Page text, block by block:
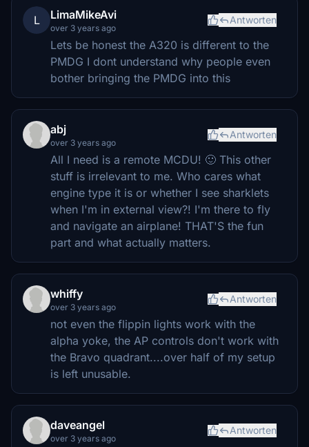
L LimaMikeAvi
over 3 years ago
Antworten
Lets be honest the A320 is different to the
PMDG I dont understand why people even
bother bringing the PMDG into this
abj
over 3 years ago
Antworten
All I need is a remote MCDU! 🙂 This other
stuff is irrelevant to me. Who cares what
engine type it is or whether I see sharklets
when I'm in external view?! I'm there to fly
and navigate an airplane! THAT'S the fun
part and what actually matters.
whiffy
over 3 years ago
Antworten
not even the flippin lights work with the
alpha yoke, the AP controls don't work with
the Bravo quadrant....over half of my setup
is left unusable.
daveangel
over 3 years ago
Antworten